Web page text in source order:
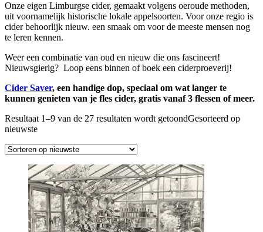
Onze eigen Limburgse cider, gemaakt volgens oeroude methoden,
uit voornamelijk historische lokale appelsoorten. Voor onze regio is
cider behoorlijk nieuw. een smaak om voor de meeste mensen nog
te leren kennen.
Weer een combinatie van oud en nieuw die ons fascineert!
Nieuwsgierig? Loop eens binnen of boek een ciderproeverij!
Cider Saver, een handige dop, speciaal om wat langer te
kunnen genieten van je fles cider, gratis vanaf 3 flessen of meer.
Resultaat 1–9 van de 27 resultaten wordt getoondGesorteerd op
nieuwste